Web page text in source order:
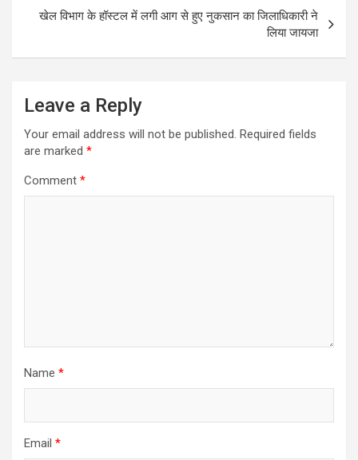
खेल विभाग के हॉस्टल में लगी आग से हुए नुकसान का जिलाधिकारी ने
लिया जायजा
Leave a Reply
Your email address will not be published. Required fields
are marked *
Comment *
Name *
Email *